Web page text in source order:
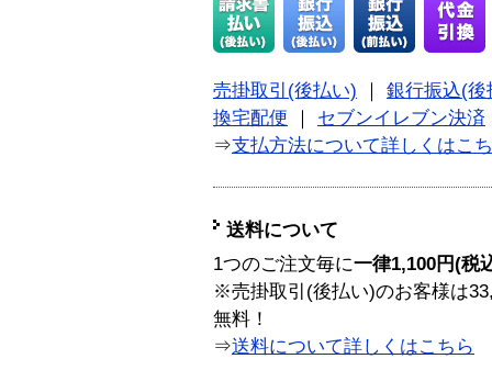
売掛取引(後払い)
銀行振込(後
換宅配便
セブンイレブン決済
⇒支払方法について詳しくはこ
送料について
1つのご注文毎に一律1,100円(税
※売掛取引(後払い)のお客様は
無料！
⇒送料について詳しくはこちら